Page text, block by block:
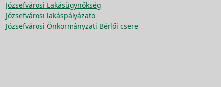
Józsefvárosi Lakásügynökség
Józsefvárosi lakáspályázato
Józsefvárosi Önkormányzati Bérlői csere